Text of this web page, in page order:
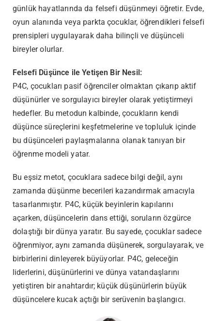
günlük hayatlarında da felsefi düşünmeyi öğretir. Evde,
oyun alanında veya parkta çocuklar, öğrendikleri felsefi
prensipleri uygulayarak daha bilinçli ve düşünceli
bireyler olurlar.
Felsefi Düşünce ile Yetişen Bir Nesil:
P4C, çocukları pasif öğrenciler olmaktan çıkarıp aktif
düşünürler ve sorgulayıcı bireyler olarak yetiştirmeyi
hedefler. Bu metodun kalbinde, çocukların kendi
düşünce süreçlerini keşfetmelerine ve topluluk içinde
bu düşünceleri paylaşmalarına olanak tanıyan bir
öğrenme modeli yatar.
Bu eşsiz metot, çocuklara sadece bilgi değil, aynı
zamanda düşünme becerileri kazandırmak amacıyla
tasarlanmıştır. P4C, küçük beyinlerin kapılarını
açarken, düşüncelerin dans ettiği, soruların özgürce
dolaştığı bir dünya yaratır. Bu sayede, çocuklar sadece
öğrenmiyor, aynı zamanda düşünerek, sorgulayarak, ve
birbirlerini dinleyerek büyüyorlar. P4C, geleceğin
liderlerini, düşünürlerini ve dünya vatandaşlarını
yetiştiren bir anahtardır; küçük düşünürlerin büyük
düşüncelere kucak açtığı bir serüvenin başlangıcı.